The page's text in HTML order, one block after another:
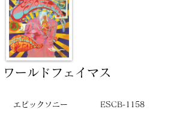
ワールドフェイマス
エピックソニー ESCB-1158